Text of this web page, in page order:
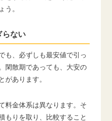
う。
らない
も、必ずしも最安値で引っ
閑散期であっても、大安の
があります。
料金体系は異なります。そ
もりを取り、比較すること